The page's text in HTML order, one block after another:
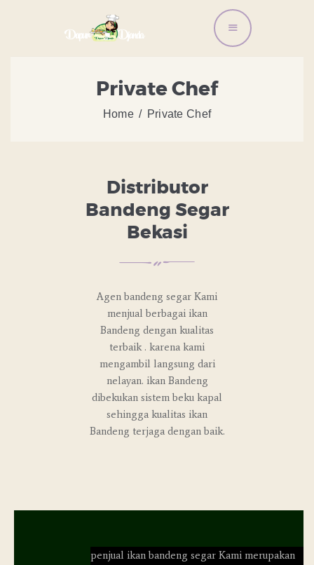
Private Chef
Home Private Chef
BERANDA
LAYANAN ORDER
DISTRIBUTOR
TENTANG KAMI
Distributor
Bandeng Segar
Bekasi
Agen bandeng segar Kami
menjual berbagai ikan
Bandeng dengan kualitas
terbaik . karena kami
mengambil langsung dari
nelayan. ikan Bandeng
dibekukan sistem beku kapal
sehingga kualitas ikan
Bandeng terjaga dengan baik.
penjual ikan bandeng segar Kami merupakan